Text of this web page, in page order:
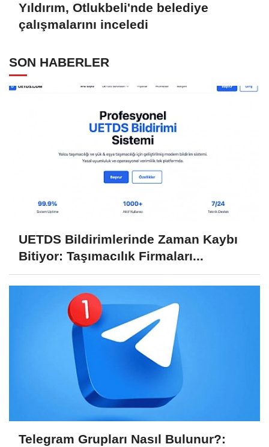
Yıldırım, Otlukbeli'nde belediye
çalışmalarını inceledi
SON HABERLER
UETDS Bildirimlerinde Zaman Kaybı
Bitiyor: Taşımacılık Firmaları...
Telegram Grupları Nasıl Bulunur?: